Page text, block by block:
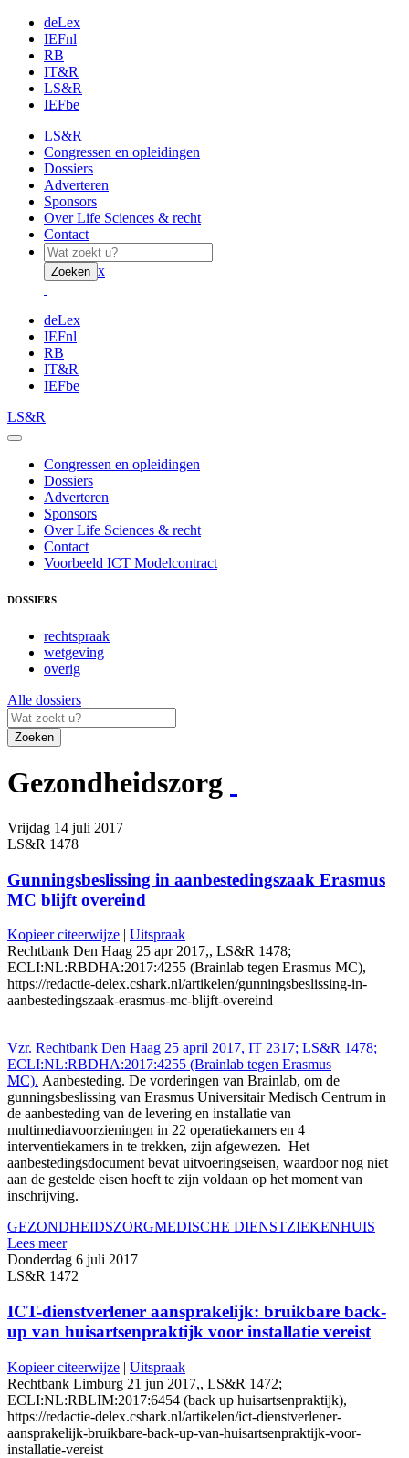
deLex
IEFnl
RB
IT&R
LS&R
IEFbe
LS&R
Congressen en opleidingen
Dossiers
Adverteren
Sponsors
Over Life Sciences & recht
Contact
Zoeken x
deLex
IEFnl
RB
IT&R
IEFbe
LS&R
Congressen en opleidingen
Dossiers
Adverteren
Sponsors
Over Life Sciences & recht
Contact
Voorbeeld ICT Modelcontract
DOSSIERS
rechtspraak
wetgeving
overig
Alle dossiers
Zoeken
Gezondheidszorg
Vrijdag 14 juli 2017
LS&R 1478
Gunningsbeslissing in aanbestedingszaak Erasmus
MC blijft overeind
Kopieer citeerwijze | Uitspraak
Rechtbank Den Haag 25 apr 2017,, LS&R 1478;
ECLI:NL:RBDHA:2017:4255 (Brainlab tegen Erasmus MC),
https://redactie-delex.cshark.nl/artikelen/gunningsbeslissing-in-
aanbestedingszaak-erasmus-mc-blijft-overeind
Vzr. Rechtbank Den Haag 25 april 2017, IT 2317; LS&R 1478;
ECLI:NL:RBDHA:2017:4255 (Brainlab tegen Erasmus
MC). Aanbesteding. De vorderingen van Brainlab, om de
gunningsbeslissing van Erasmus Universitair Medisch Centrum in
de aanbesteding van de levering en installatie van
multimediavoorzieningen in 22 operatiekamers en 4
interventiekamers in te trekken, zijn afgewezen. Het
aanbestedingsdocument bevat uitvoeringseisen, waardoor nog niet
aan de gestelde eisen hoeft te zijn voldaan op het moment van
inschrijving.
GEZONDHEIDSZORGMEDISCHE DIENSTZIEKENHUIS
Lees meer
Donderdag 6 juli 2017
LS&R 1472
ICT-dienstverlener aansprakelijk: bruikbare back-
up van huisartsenpraktijk voor installatie vereist
Kopieer citeerwijze | Uitspraak
Rechtbank Limburg 21 jun 2017,, LS&R 1472;
ECLI:NL:RBLIM:2017:6454 (back up huisartsenpraktijk),
https://redactie-delex.cshark.nl/artikelen/ict-dienstverlener-
aansprakelijk-bruikbare-back-up-van-huisartsenpraktijk-voor-
installatie-vereist